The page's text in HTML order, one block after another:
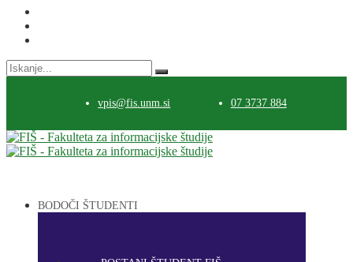
Search
for:
vpis@fis.unm.si 07 3737 884
BODOČI ŠTUDENTI